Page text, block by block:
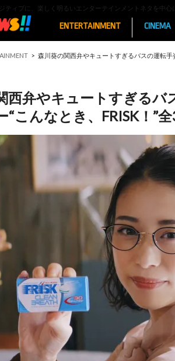
ティブに、楽しく明るいエンターテインメントネタを中
ENTERTAINMENT CINEMA
森川葵の関西弁やキュートすぎるバスの運転
西弁やキュートすぎるバ
“こんなとき、FRISK！”